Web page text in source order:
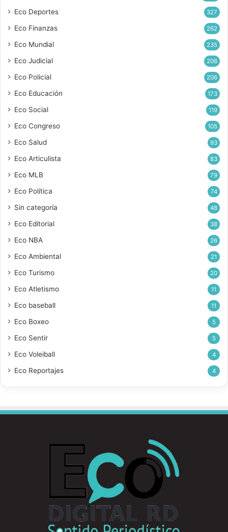
Eco Deportes 327
Eco Finanzas 262
Eco Mundial 235
Eco Judicial 206
Eco Policial 206
Eco Educación 173
Eco Social 119
Eco Congreso 105
Eco Salud 93
Eco Articulista 83
Eco MLB 79
Eco Política 74
Sin categoría 48
Eco Editorial 38
Eco NBA 26
Eco Ambiental 21
Eco Turismo 20
Eco Atletismo 11
Eco baseball 11
Eco Boxeo 5
Eco Sentir 5
Eco Voleiball 4
Eco Reportajes 4